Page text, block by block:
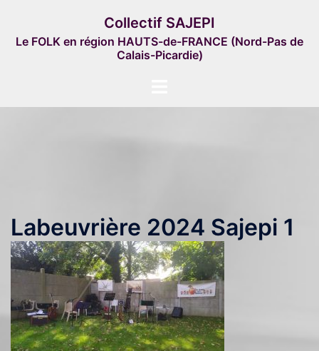
contenu
Collectif SAJEPI
Le FOLK en région HAUTS-de-FRANCE (Nord-Pas de
Calais-Picardie)
Labeuvrière 2024 Sajepi 1